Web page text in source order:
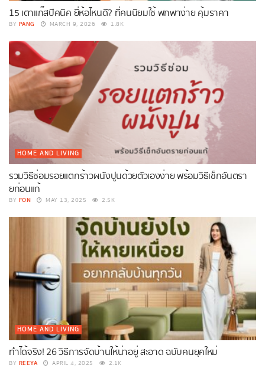
15 เตาแก๊สปิคนิค ยี่ห้อไหนดี? ที่คนนิยมใช้ พกพาง่าย คุ้มราคา
BY PANG MARCH 9, 2026 1.8K
HOME AND LIVING
รวมวิธีซ่อมรอยแตกร้าวผนังปูนด้วยตัวเองง่าย พร้อมวิธีเช็กอันตรา
ยก่อนแก้
BY FON MAY 13, 2025 2.5K
HOME AND LIVING
ทำได้จริง! 26 วิธีการจัดบ้านให้น่าอยู่ สะอาด ฉบับคนยุคใหม่
BY REEYA APRIL 4, 2025 2.1K